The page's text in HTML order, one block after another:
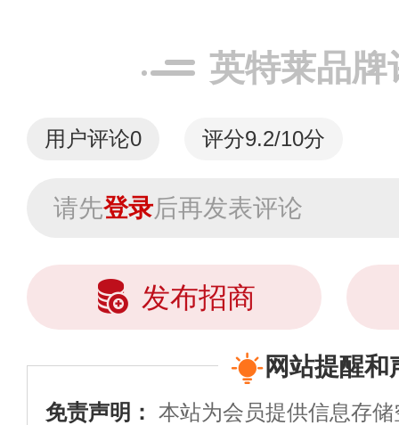
英特莱品牌
用户评论0 评分9.2/10分
请先登录后再发表评论
发布招商
网站提醒和
免责声明： 本站为会员提供信息存